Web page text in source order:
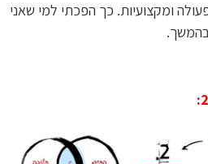
ומקצועיות. כך הפכתי למי שאני